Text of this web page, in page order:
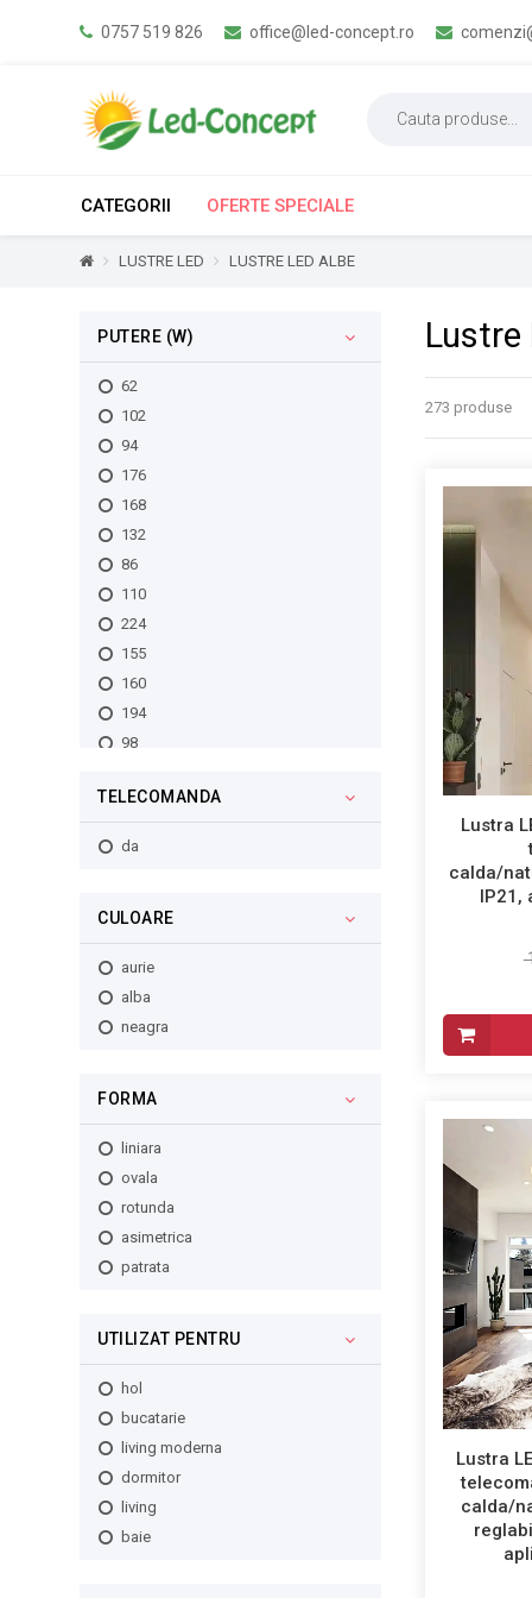
0757 519 826 office@led-concept.ro
CATEGORII OFERTE SPECIALE
LUSTRE LED LUSTRE LED ALBE
PUTERE (W)
62
102
94
176
168
132
86
110
224
155
160
194
98
108
182
27
186
81
210
118
232
276
138
178
170
125
96
336
152
52
TELECOMANDA
da
CULOARE
aurie
alba
neagra
FORMA
liniara
ovala
rotunda
asimetrica
patrata
UTILIZAT PENTRU
hol
bucatarie
living moderna
dormitor
living
baie
Lustre
273 produse
Lustra
calda/
Lustra
calda/